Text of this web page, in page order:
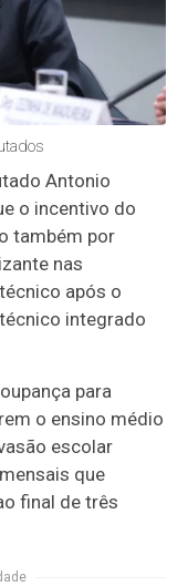
Antonio
o incentivo do
também por
nas
após o
integrado
para
o ensino médio
escolar
que
final de três